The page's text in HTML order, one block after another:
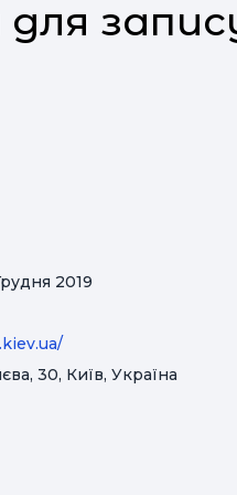
2019
30, Київ, Україна